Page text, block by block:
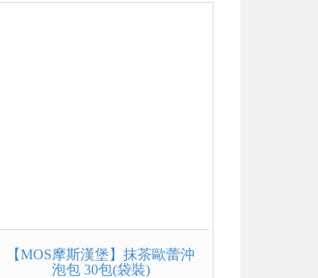
【MOS摩斯漢堡】抹茶歐蕾沖
泡包 30包(袋裝)